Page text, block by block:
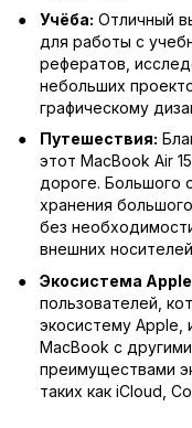
Учёба: Отличный
для работы с
рефератов,
небольших
графическому
Путешествия:
этот MacBook Air
дороге. Большого
хранения
без
внешних
Экосистема
пользователей,
экосистему Apple,
MacBook с
преимуществами
таких как iCloud,